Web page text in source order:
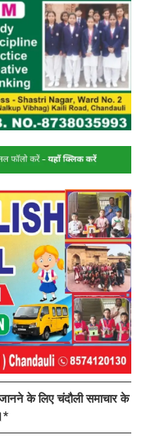
के लिए चंदौली समाचार के